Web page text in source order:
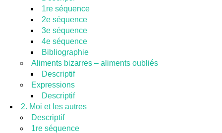
1re séquence
2e séquence
3e séquence
4e séquence
Bibliographie
Aliments bizarres – aliments oubliés
Descriptif
Expressions
Descriptif
2. Moi et les autres
Descriptif
1re séquence